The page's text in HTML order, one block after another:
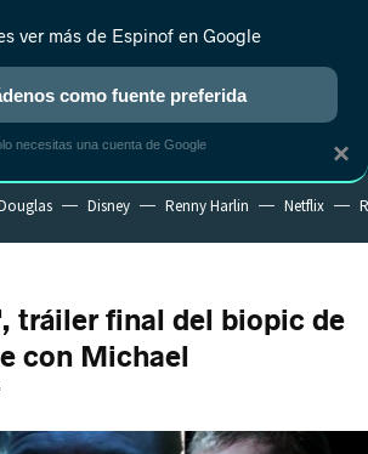
REALITY ANIME RANKINGS CINE
Disney Renny Harlin Netflix
tráiler final del biopic de
con Michael
×
ver más de Espinof en Google
como fuente preferida
necesitas una cuenta de Google